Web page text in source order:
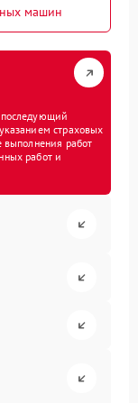
машин
последующий
страховых
выполнения работ
работ и